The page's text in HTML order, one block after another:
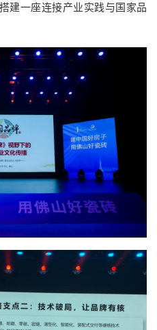
建一座连接产业实践与国家品